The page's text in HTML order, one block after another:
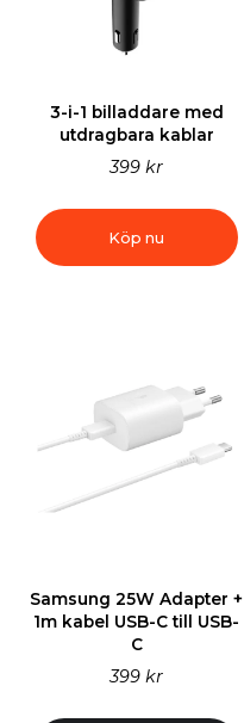
3-i-1 billaddare med
utdragbara kablar
399 kr
Köp nu
Samsung 25W Adapter +
1m kabel USB-C till USB-
C
399 kr